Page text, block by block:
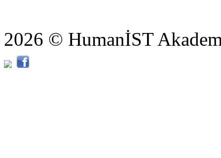
2026 © HumanİST